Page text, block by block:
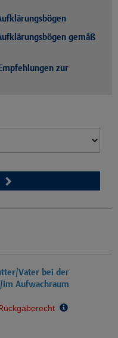
gemäß
zur
Vater bei der
im Aufwachraum